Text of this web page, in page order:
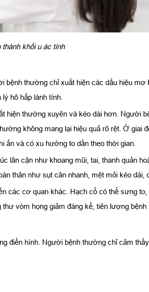
thành khối u ác tính
thường chỉ xuất hiện các dấu hiệu mơ
hô hấp lành tính.
hiện thường xuyên và kéo dài hơn. Người
không mang lại hiệu quả rõ rệt. Ở giai
ấn và có xu hướng to dần theo thời gian.
lân cận như khoang mũi, tai, thanh quản
thân như sụt cân nhanh, mệt mỏi kéo dài,
các cơ quan khác. Hạch cổ có thể sưng
vòm họng giảm đáng kể, tiên lượng
điển hình. Người bệnh thường chỉ cảm